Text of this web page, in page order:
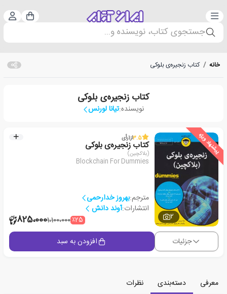
دسته‌بندی سبد
جستجوی کتاب، نویسنده و...
خانه / کتاب زنجیره‌ی بلوکی
کتاب زنجیره‌ی بلوکی
نویسنده:تیانا لورنس
پیشنهاد ویژه
2
3.5از1رأی
کتاب زنجیره‌ی بلوکی
(بلاکچین)
Blockchain For Dummies
مترجم:بهروز خدارحمی
انتشارات:آوند دانش
٪251،100،000825،000
جزئیات افزودن به سبد
معرفی دسته‌بندی
نظرات